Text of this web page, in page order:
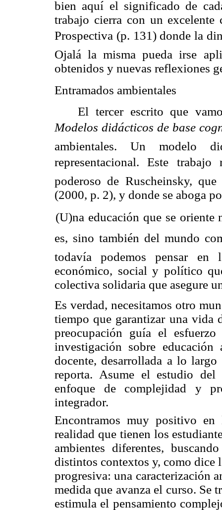
bien aquí el significado de
trabajo cierra con un
Prospectiva (p. 131) donde la
Ojalá la misma pueda irse
obtenidos y nuevas reflexiones
Entramados ambientales
El tercer escrito que
Modelos didácticos de base
ambientales. Un modelo
representacional. Este
poderoso de Ruscheinsky,
(2000, p. 2), y donde se aboga
(U)na educación que se
es, sino también del mundo
todavía podemos pensar
económico, social y político
colectiva solidaria que asegure
Es verdad, necesitamos otro
tiempo que garantizar una vida
preocupación guía el
investigación sobre
docente, desarrollada a lo
reporta. Asume el estudio del
enfoque de complejidad y
integrador.
Encontramos muy positivo
realidad que tienen los
ambientes diferentes,
distintos contextos y, como dice
progresiva: una caracterización
medida que avanza el curso. Se
estimula el pensamiento